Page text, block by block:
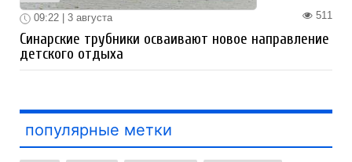
511
09:22 | 3 августа
Синарские трубники осваивают новое направление
детского отдыха
популярные метки